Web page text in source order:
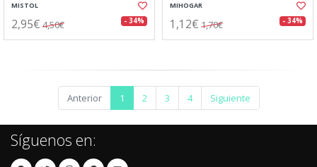
MISTOL
2,95€ 4,50€ - 34%
MIHOGAR
1,12€ 1,70€ - 34%
Anterior 1 2 3 4 Siguiente
Síguenos en: